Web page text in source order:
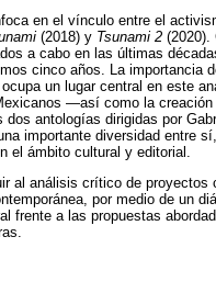
en el vínculo entre el
(2018) y Tsunami 2 (2020).
a cabo en las últimas
cinco años. La importancia
un lugar central en este
―así como la
antologías dirigidas por
importante diversidad entre
el ámbito cultural y editorial.
al análisis crítico de
por medio de un
frente a las propuestas